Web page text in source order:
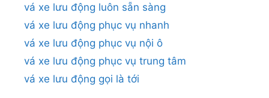
vá xe lưu động luôn sẵn sàng
vá xe lưu động phục vụ nhanh
vá xe lưu động phục vụ nội ô
vá xe lưu động phục vụ trung tâm
vá xe lưu động gọi là tới